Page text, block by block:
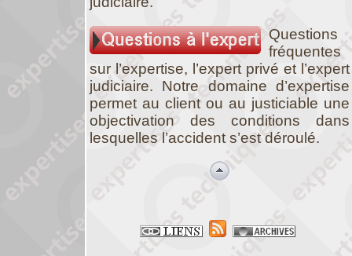
Questions
fréquentes
sur l’expertise, l’expert privé et l’expert
judiciaire. Notre domaine d’expertise
permet au client ou au justiciable une
objectivation des conditions dans
lesquelles l’accident s’est déroulé.